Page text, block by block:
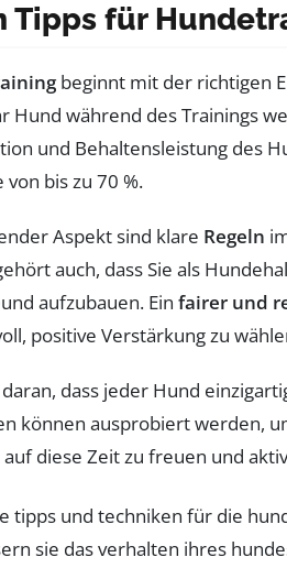
Tipps für
beginnt mit der richtigen
Hund während des Trainings
und Behaltensleistung des
bis zu 70 %.
Aspekt sind klare Regeln
auch, dass Sie als
aufzubauen. Ein fairer und
positive Verstärkung zu
dass jeder Hund
können ausprobiert werden,
diese Zeit zu freuen und